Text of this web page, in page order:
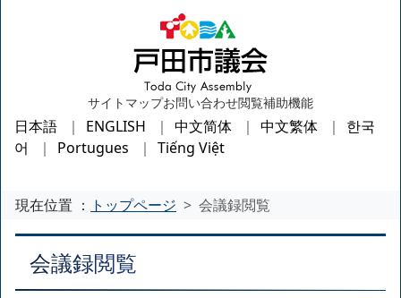
サイトマップお問い合わせ閲覧補助機能
日本語 ENGLISH 中文简体 中文繁体
한국
어
Portugues Tiếng Việt
現在位置 ： トップページ 会議録閲覧
会議録閲覧